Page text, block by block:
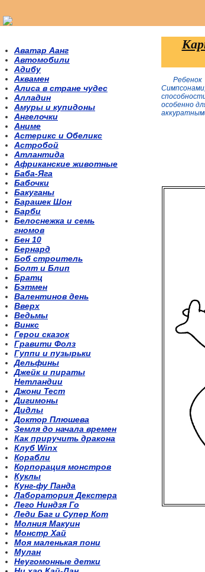
Аватар Аанг
Автомобили
Адибу
Аквамен
Алиса в стране чудес
Алладин
Амуры и купидоны
Ангелочки
Аниме
Астерикс и Обеликс
Астробой
Атлантида
Африканские животные
Баба-Яга
Бабочки
Бакуганы
Барашек Шон
Барби
Белоснежка и семь
гномов
Бен 10
Бернард
Боб строитель
Болт и Блип
Братц
Бэтмен
Валентинов день
Вверх
Ведьмы
Винкс
Герои сказок
Гравити Фолз
Гуппи и пузырьки
Дельфины
Джейк и пираты
Нетландии
Джони Тест
Дигимоны
Дидлы
Доктор Плюшева
Земля до начала времен
Как приручить дракона
Клуб Winx
Корабли
Корпорация монстров
Куклы
Кунг-фу Панда
Лаборатория Декстера
Лего Ниндзя Го
Леди Баг и Супер Кот
Молния Макуин
Монстр Хай
Моя маленькая пони
Мулан
Неугомонные детки
особенно